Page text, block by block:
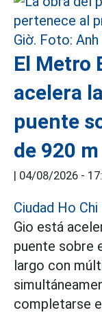
El Metro
acelera
puente
de 920
| 04/08/2026 -
Ciudad Ho Chi
Gio está
puente sobre
largo con
completarse